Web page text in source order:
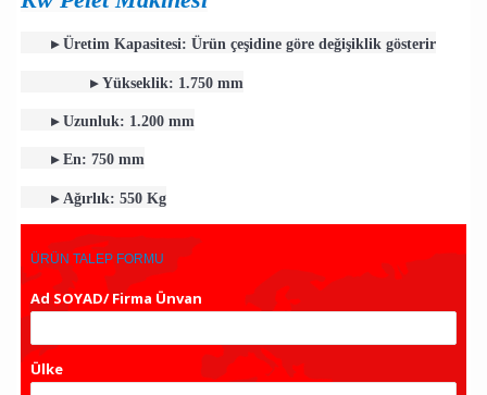
▸Üretim Kapasitesi: Ürün çeşidine göre değişiklik gösterir
▸Yükseklik: 1.750 mm
▸Uzunluk: 1.200 mm
▸En:750 mm
▸Ağırlık: 550 Kg
ÜRÜN TALEP FORMU
Ad SOYAD/ Firma Ünvan
Ülke